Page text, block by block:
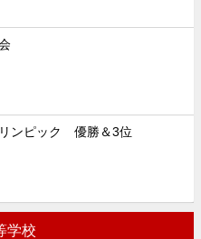
ンピック 優勝＆3位
学校